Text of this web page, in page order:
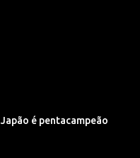
é pentacampeão